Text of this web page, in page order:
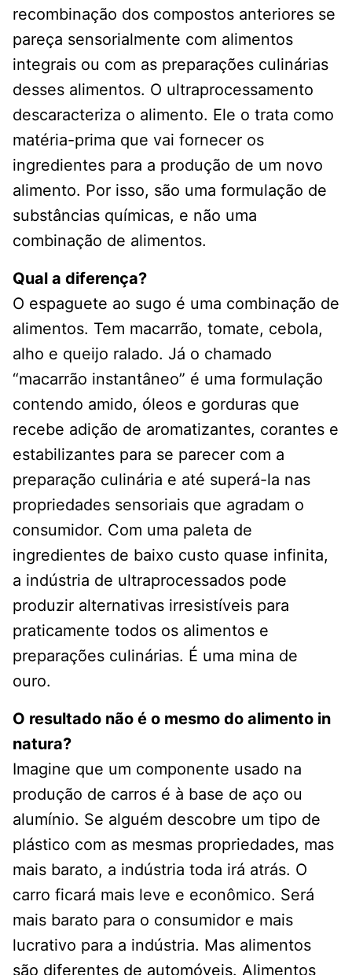
recombinação dos compostos anteriores se
pareça sensorialmente com alimentos
integrais ou com as preparações culinárias
desses alimentos. O ultraprocessamento
descaracteriza o alimento. Ele o trata como
matéria-prima que vai fornecer os
ingredientes para a produção de um novo
alimento. Por isso, são uma formulação de
substâncias químicas, e não uma
combinação de alimentos.
Qual a diferença?
O espaguete ao sugo é uma combinação de
alimentos. Tem macarrão, tomate, cebola,
alho e queijo ralado. Já o chamado
“macarrão instantâneo” é uma formulação
contendo amido, óleos e gorduras que
recebe adição de aromatizantes, corantes e
estabilizantes para se parecer com a
preparação culinária e até superá-la nas
propriedades sensoriais que agradam o
consumidor. Com uma paleta de
ingredientes de baixo custo quase infinita,
a indústria de ultraprocessados pode
produzir alternativas irresistíveis para
praticamente todos os alimentos e
preparações culinárias. É uma mina de
ouro.
O resultado não é o mesmo do alimento in
natura?
Imagine que um componente usado na
produção de carros é à base de aço ou
alumínio. Se alguém descobre um tipo de
plástico com as mesmas propriedades, mas
mais barato, a indústria toda irá atrás. O
carro ficará mais leve e econômico. Será
mais barato para o consumidor e mais
lucrativo para a indústria. Mas alimentos
são diferentes de automóveis. Alimentos